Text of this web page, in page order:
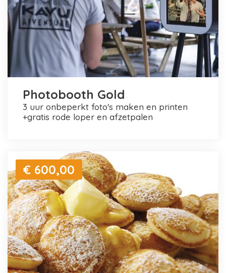
Photobooth Gold
3 uur onbeperkt foto's maken en printen
+gratis rode loper en afzetpalen
€ 600,00